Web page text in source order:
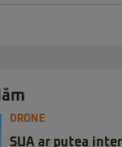
DRONE
SUA ar putea